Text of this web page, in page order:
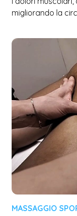
migliorando la
MASSAGGIO